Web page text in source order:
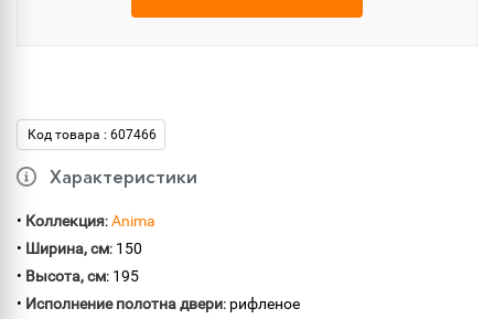
Код товара : 607466
Характеристики
• Коллекция:Anima
• Ширина, см: 150
• Высота, см: 195
• Исполнение полотна двери: рифленое